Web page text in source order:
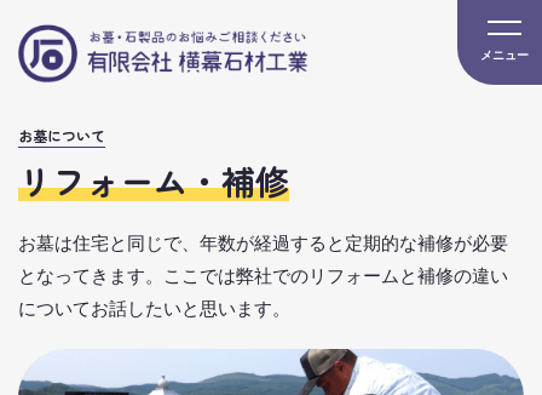
お墓について
リフォーム・補修
お墓は住宅と同じで、年数が経過すると定期的な補修が必要
となってきます。ここでは弊社でのリフォームと補修の違い
についてお話したいと思います。